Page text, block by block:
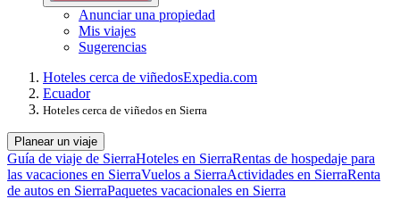
Anunciar una propiedad
Mis viajes
Sugerencias
Hoteles cerca de viñedosExpedia.com
Ecuador
Hoteles cerca de viñedos en Sierra
Planear un viaje
Guía de viaje de SierraHoteles en SierraRentas de hospedaje para
las vacaciones en SierraVuelos a SierraActividades en SierraRenta
de autos en SierraPaquetes vacacionales en Sierra